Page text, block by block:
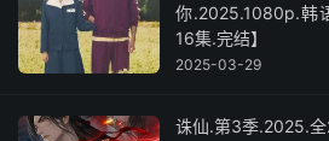
你.2025.1080p.韩
16集.完结】
2025-03-29
诛仙.第3季.2025.